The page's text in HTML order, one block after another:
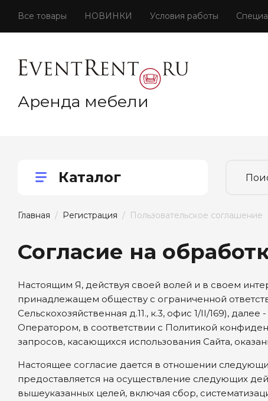
Все товары НОВИНКИ Условия работы
Аренда мебели
Каталог
Главная / Регистрация /  Пользовательское соглашение
Согласие на
Настоящим Я, действуя своей волей и в своем
принадлежащем обществу с ограниченной
Сельскохозяйственная д.11., к.3, офис 1/II/169),
Оператором, в соответствии с Политикой
запросов, касающихся использования Сайта,
Настоящее согласие дается в отношении
предоставляется на осуществление следующих
вышеуказанных целей, включая сбор,